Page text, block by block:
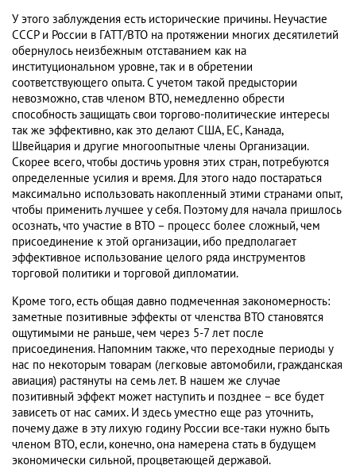
У этого заблуждения есть исторические причины. Неучастие
СССР и России в ГАТТ/ВТО на протяжении многих десятилетий
обернулось неизбежным отставанием как на
институциональном уровне, так и в обретении
соответствующего опыта. С учетом такой предыстории
невозможно, став членом ВТО, немедленно обрести
способность защищать свои торгово-политические интересы
так же эффективно, как это делают США, ЕС, Канада,
Швейцария и другие многоопытные члены Организации.
Скорее всего, чтобы достичь уровня этих стран, потребуются
определенные усилия и время. Для этого надо постараться
максимально использовать накопленный этими странами опыт,
чтобы применить лучшее у себя. Поэтому для начала пришлось
осознать, что участие в ВТО – процесс более сложный, чем
присоединение к этой организации, ибо предполагает
эффективное использование целого ряда инструментов
торговой политики и торговой дипломатии.
Кроме того, есть общая давно подмеченная закономерность:
заметные позитивные эффекты от членства ВТО становятся
ощутимыми не раньше, чем через 5-7 лет после
присоединения. Напомним также, что переходные периоды у
нас по некоторым товарам (легковые автомобили, гражданская
авиация) растянуты на семь лет. В нашем же случае
позитивный эффект может наступить и позднее – все будет
зависеть от нас самих. И здесь уместно еще раз уточнить,
почему даже в эту лихую годину России все-таки нужно быть
членом ВТО, если, конечно, она намерена стать в будущем
экономически сильной, процветающей державой.